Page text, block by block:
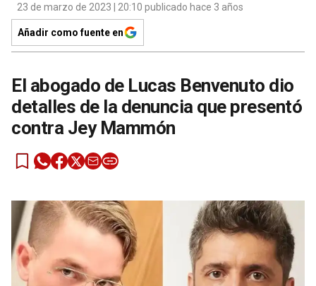
23 de marzo de 2023 | 20:10 publicado hace 3 años
Añadir como fuente en
El abogado de Lucas Benvenuto dio
detalles de la denuncia que presentó
contra Jey Mammón